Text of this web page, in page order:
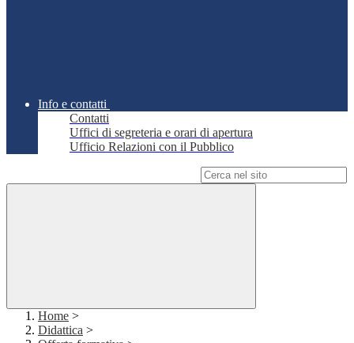
Info e contatti
Contatti
Uffici di segreteria e orari di apertura
Ufficio Relazioni con il Pubblico
Home >
Didattica >